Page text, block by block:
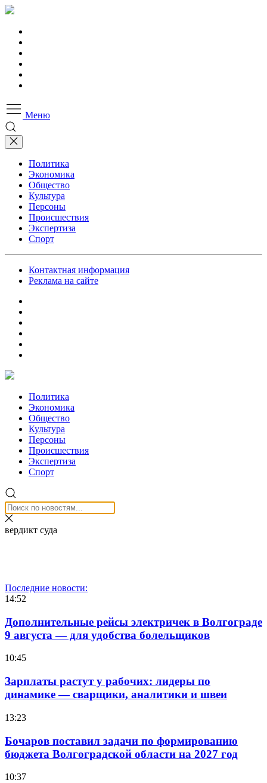
Меню
Политика
Экономика
Общество
Культура
Персоны
Происшествия
Экспертиза
Спорт
Контактная информация
Реклама на сайте
Политика
Экономика
Общество
Культура
Персоны
Происшествия
Экспертиза
Спорт
вердикт суда
Последние новости:
14:52
Дополнительные рейсы электричек в Волгограде
9 августа — для удобства болельщиков
10:45
Зарплаты растут у рабочих: лидеры по
динамике — сварщики, аналитики и швеи
13:23
Бочаров поставил задачи по формированию
бюджета Волгоградской области на 2027 год
10:37